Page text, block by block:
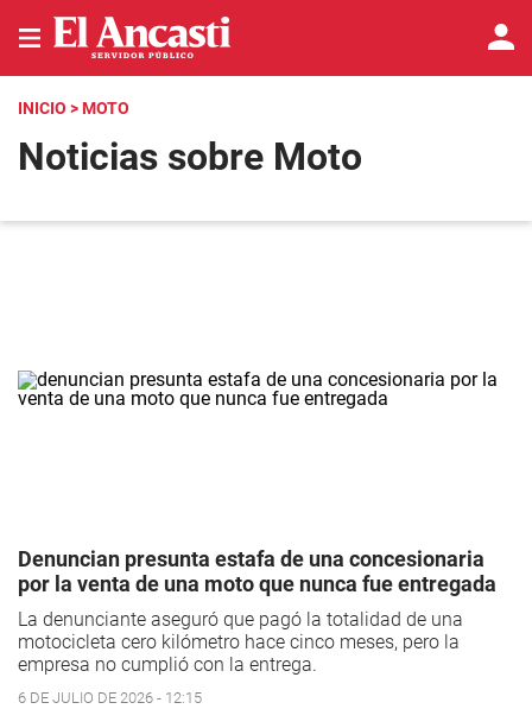
INICIO > MOTO
Noticias sobre Moto
Denuncian presunta estafa de una concesionaria
por la venta de una moto que nunca fue entregada
La denunciante aseguró que pagó la totalidad de una
motocicleta cero kilómetro hace cinco meses, pero la
empresa no cumplió con la entrega.
6 DE JULIO DE 2026 - 12:15